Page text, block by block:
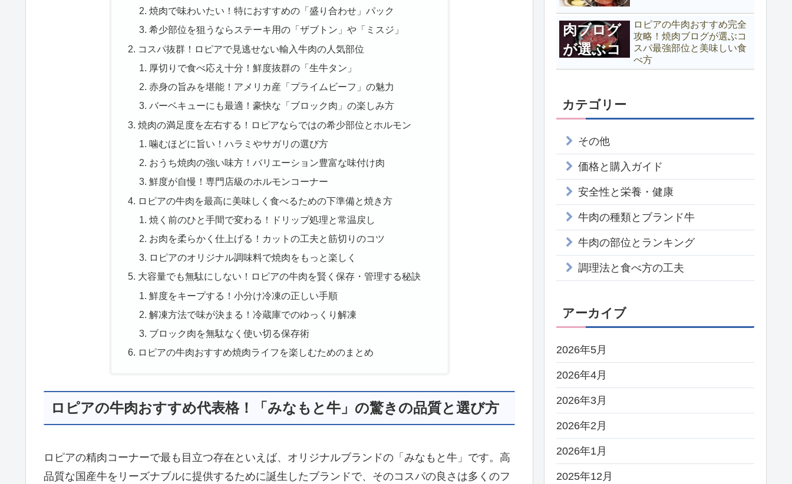
焼肉で味わいたい！特におすすめの「盛り合わせ」パック
希少部位を狙うならステーキ用の「ザブトン」や「ミスジ」
コスパ抜群！ロピアで見逃せない輸入牛肉の人気部位
厚切りで食べ応え十分！鮮度抜群の「生牛タン」
赤身の旨みを堪能！アメリカ産「プライムビーフ」の魅力
バーベキューにも最適！豪快な「ブロック肉」の楽しみ方
焼肉の満足度を左右する！ロピアならではの希少部位とホルモン
噛むほどに旨い！ハラミやサガリの選び方
おうち焼肉の強い味方！バリエーション豊富な味付け肉
鮮度が自慢！専門店級のホルモンコーナー
ロピアの牛肉を最高に美味しく食べるための下準備と焼き方
焼く前のひと手間で変わる！ドリップ処理と常温戻し
お肉を柔らかく仕上げる！カットの工夫と筋切りのコツ
ロピアのオリジナル調味料で焼肉をもっと楽しく
大容量でも無駄にしない！ロピアの牛肉を賢く保存・管理する秘訣
鮮度をキープする！小分け冷凍の正しい手順
解凍方法で味が決まる！冷蔵庫でのゆっくり解凍
ブロック肉を無駄なく使い切る保存術
ロピアの牛肉おすすめ焼肉ライフを楽しむためのまとめ
ロピアの牛肉おすすめ代表格！「みなもと牛」の驚きの品質と選び方
ロピアの精肉コーナーで最も目立つ存在といえば、オリジナルブランドの「みなもと牛」です。高
品質な国産牛をリーズナブルに提供するために誕生したブランドで、そのコスパの良さは多くのフ
攻略！焼
肉ブログ
が選ぶコ
スパ最強
味しい食
ロピアの牛肉おすすめ完全
攻略！焼肉ブログが選ぶコ
スパ最強部位と美味しい食
べ方
カテゴリー
その他
価格と購入ガイド
安全性と栄養・健康
牛肉の種類とブランド牛
牛肉の部位とランキング
調理法と食べ方の工夫
アーカイブ
2026年5月
2026年4月
2026年3月
2026年2月
2026年1月
2025年12月